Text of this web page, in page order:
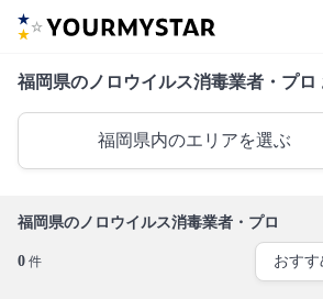
福岡県のノロウイルス消毒業者・プロ
福岡県内のエリアを選ぶ
福岡県のノロウイルス消毒業者・プロ
0 件